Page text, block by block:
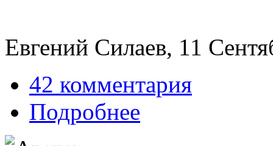
Евгений Силаев, 11
42 комментария
Подробнее